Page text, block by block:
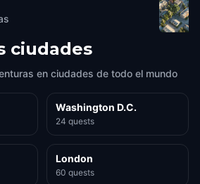
ciudades
en ciudades de todo el mundo
Washington D.C.
24 quests
London
60 quests